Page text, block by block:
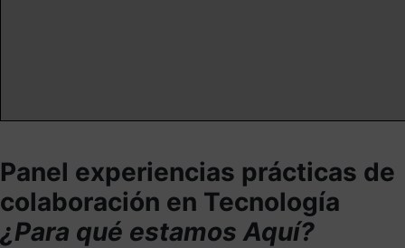
Panel experiencias prácticas de
colaboración en Tecnología
¿Para qué estamos Aquí?